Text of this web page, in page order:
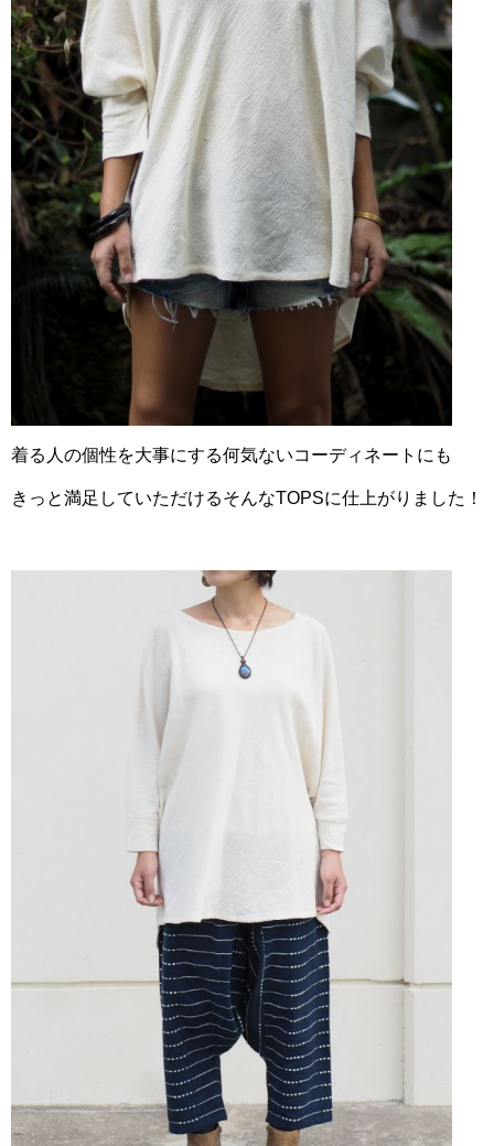
着る人の個性を大事にする何気ないコーディネートにも
きっと満足していただけるそんなTOPSに仕上がりました！